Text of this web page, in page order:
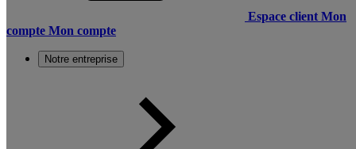
Espace client Mon
compte Mon compte
Notre entreprise